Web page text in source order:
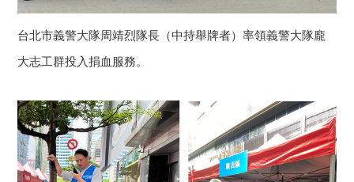
台北市義警大隊周靖烈隊長（中持舉牌者）率領義警大隊龐
大志工群投入捐血服務。